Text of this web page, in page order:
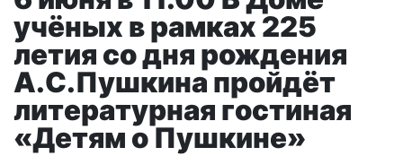
учёных в рамках 225
летия со дня рождения
А.С.Пушкина пройдёт
литературная гостиная
«Детям о Пушкине»